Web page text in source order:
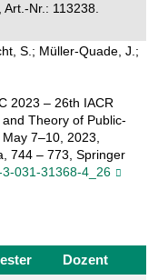
Nr.: 113238.
S.; Müller-Quade, J.;
2023 – 26th IACR
Theory of Public-
7–10, 2023,
744 – 773, Springer
031-31368-4_26
Dozent